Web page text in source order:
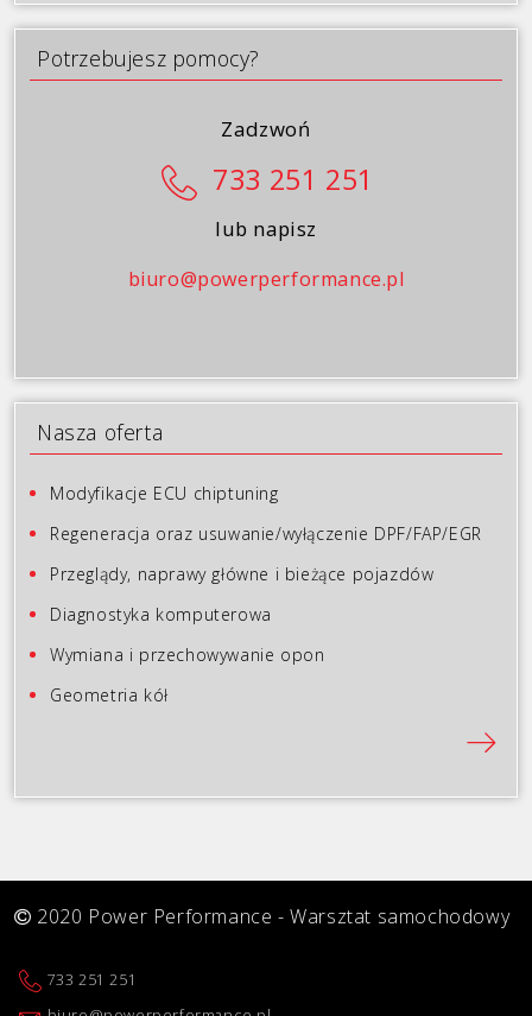
Blog
Kontakt
Potrzebujesz pomocy?
Zadzwoń
733 251 251
lub napisz
biuro@powerperformance.pl
Nasza oferta
Modyfikacje ECU chiptuning
Regeneracja oraz usuwanie/wyłączenie DPF/FAP/EGR
Przeglądy, naprawy główne i bieżące pojazdów
Diagnostyka komputerowa
Wymiana i przechowywanie opon
Geometria kół
2020 Power Performance - Warsztat samochodowy
733 251 251